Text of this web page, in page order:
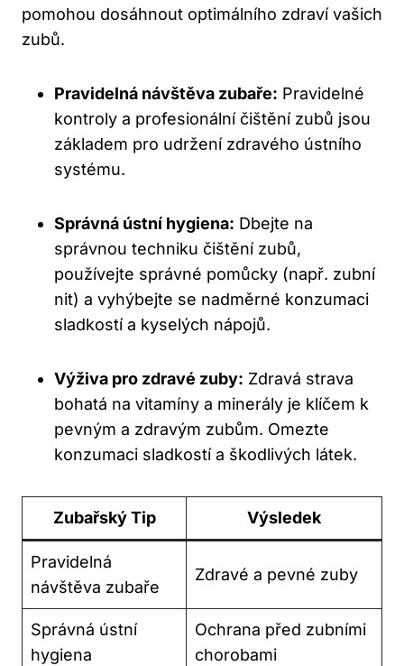
pomohou dosáhnout optimálního zdraví vašich
zubů.
Pravidelná návštěva zubaře: Pravidelné
kontroly a profesionální čištění zubů jsou
základem pro udržení zdravého ústního
systému.
Správná ústní hygiena: Dbejte na
správnou techniku čištění zubů,
používejte správné pomůcky (např. zubní
nit) a vyhýbejte se nadměrné konzumaci
sladkostí a kyselých nápojů.
Výživa pro zdravé zuby: Zdravá strava
bohatá na vitamíny a minerály je klíčem k
pevným a zdravým zubům. Omezte
konzumaci sladkostí a škodlivých látek.
Zubařský Tip Výsledek
Pravidelná
návštěva zubaře
Zdravé a pevné zuby
Správná ústní
hygiena
Ochrana před zubními
chorobami